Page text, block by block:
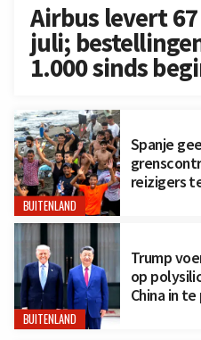
Airbus levert
juli;
1.000 sinds
BUITENLAND
Spanje
reizigers
BUITENLAND
Trump
op
China in